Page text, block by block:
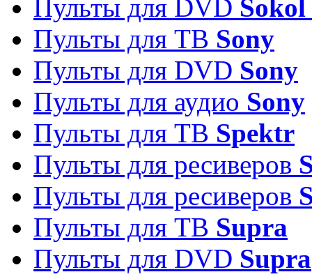
Пульты для DVD
Пульты для ТВ Sony
Пульты для DVD Sony
Пульты для аудио Sony
Пульты для ТВ Spektr
Пульты для ресиверов
Пульты для ресиверов
Пульты для ТВ Supra
Пульты для DVD Supra